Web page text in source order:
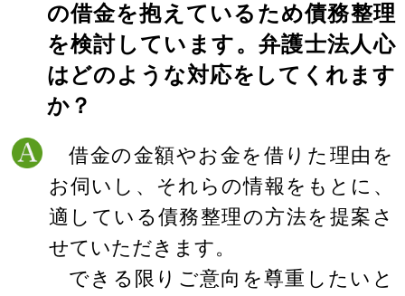
の借金を抱えているため債務整理
を検討しています。弁護士法人心
はどのような対応をしてくれます
か？
借金の金額やお金を借りた理由を
お伺いし、それらの情報をもとに、
適している債務整理の方法を提案さ
せていただきます。
できる限りご意向を尊重したいと